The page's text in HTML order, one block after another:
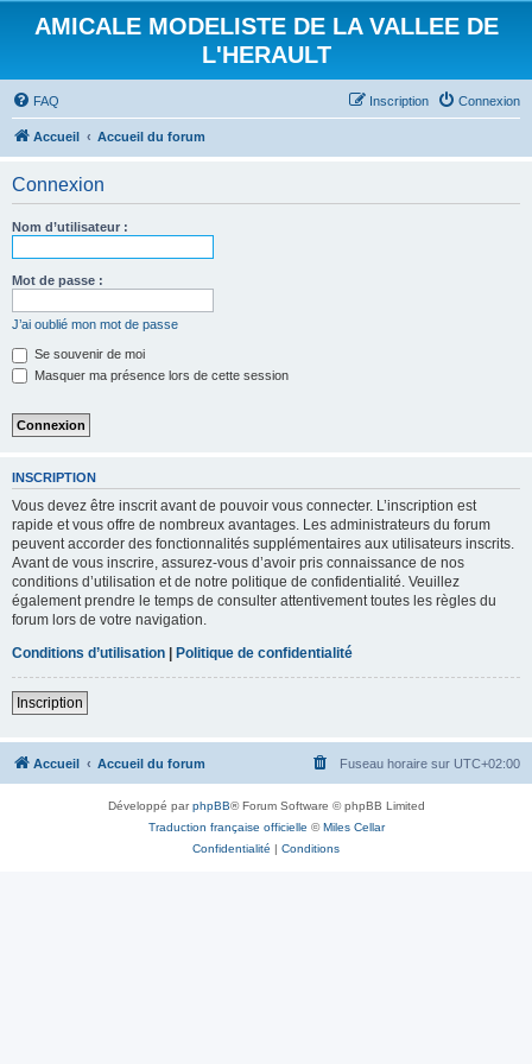
AMICALE MODELISTE DE LA VALLEE DE
L'HERAULT
FAQ Connexion
Inscription
Accueil Accueil du forum
Connexion
Nom d’utilisateur :
Mot de passe :
J’ai oublié mon mot de passe
Se souvenir de moi
Masquer ma présence lors de cette session
INSCRIPTION
Vous devez être inscrit avant de pouvoir vous connecter. L’inscription est
rapide et vous offre de nombreux avantages. Les administrateurs du forum
peuvent accorder des fonctionnalités supplémentaires aux utilisateurs inscrits.
Avant de vous inscrire, assurez-vous d’avoir pris connaissance de nos
conditions d’utilisation et de notre politique de confidentialité. Veuillez
également prendre le temps de consulter attentivement toutes les règles du
forum lors de votre navigation.
Conditions d’utilisation | Politique de confidentialité
Inscription
Accueil Accueil du forum Fuseau horaire sur UTC+02:00
Développé parphpBB® Forum Software © phpBB Limited
Traduction française officielle ©Miles Cellar
Confidentialité | Conditions